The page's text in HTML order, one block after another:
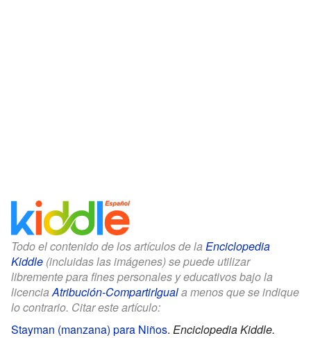
Todo el contenido de los artículos de la Enciclopedia
Kiddle (incluidas las imágenes) se puede utilizar
libremente para fines personales y educativos bajo la
licenciaAtribución-CompartirIguala menos que se indique
lo contrario. Citar este artículo:
Stayman (manzana) para Niños. Enciclopedia Kiddle.